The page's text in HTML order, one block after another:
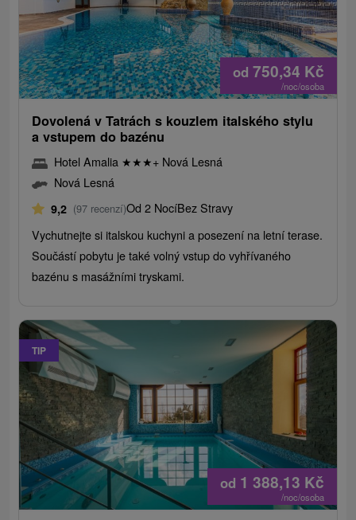
od 750,34 Kč
/noc/osoba
Dovolená v Tatrách s kouzlem italského stylu
a vstupem do bazénu
Hotel Amalia ★★★+ Nová Lesná
Nová Lesná
9,2 (97 recenzí)Od 2 NocíBez Stravy
Vychutnejte si italskou kuchyni a posezení na letní terase.
Součástí pobytu je také volný vstup do vyhřívaného
bazénu s masážními tryskami.
TIP
od 1 388,13 Kč
/noc/osoba